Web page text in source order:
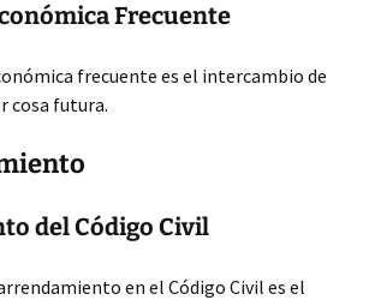
Frecuente
frecuente es el intercambio de
cosa futura.
del Código Civil
en el Código Civil es el